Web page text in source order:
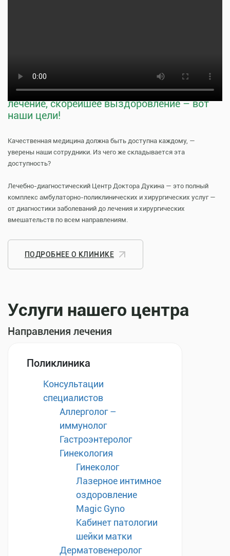
Тщательная профилактика, качественное
лечение, скорейшее выздоровление – вот
наши цели!
Качественная медицина должна быть доступна каждому, —
уверены наши сотрудники. Из чего же складывается эта
доступность?
Лечебно-диагностический Центр Доктора Дукина — это полный
комплекс амбулаторно-поликлинических и хирургических услуг —
от диагностики заболеваний до лечения и хирургических
вмешательств по всем направлениям.
ПОДРОБНЕЕ О КЛИНИКЕ
Услуги нашего центра
Направления лечения
Поликлиника
Консультации
специалистов
Аллерголог –
иммунолог
Гастроэнтеролог
Гинекология
Гинеколог
Лазерное интимное
оздоровление
Magic Gyno
Кабинет патологии
шейки матки
Дерматовенеролог